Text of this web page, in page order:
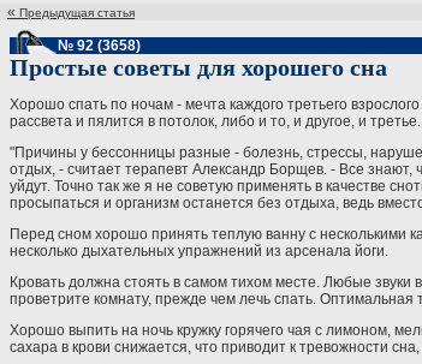
« Предыдущая статья
№ 92 (3658)
Простые советы для хорошего сна
Хорошо спать по ночам - мечта каждого третьего
рассвета и пялится в потолок, либо и то, и другое, и третье.
"Причины у бессонницы разные - болезнь, стрессы,
отдых, - считает терапевт Александр Борщев. - Все знают,
уйдут. Точно так же я не советую применять в качестве
просыпаться и организм останется без отдыха, ведь
Перед сном хорошо принять теплую ванну с несколькими
несколько дыхательных упражнений из арсенала йоги.
Кровать должна стоять в самом тихом месте. Любые
проветрите комнату, прежде чем лечь спать. Оптимальная
Хорошо выпить на ночь кружку горячего чая с лимоном,
сахара в крови снижается, что приводит к тревожности